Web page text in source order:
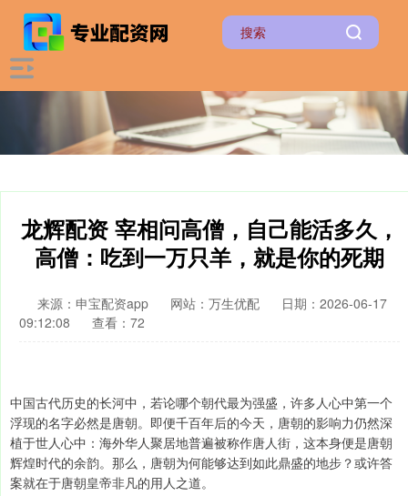
龙辉配资 宰相问高僧，自己能活多久，
高僧：吃到一万只羊，就是你的死期
来源：申宝配资app 网站：万生优配
日期：2026-06-17
09:12:08
查看：72
中国古代历史的长河中，若论哪个朝代最为强盛，许多人心中第一个
浮现的名字必然是唐朝。即便千百年后的今天，唐朝的影响力仍然深
植于世人心中：海外华人聚居地普遍被称作唐人街，这本身便是唐朝
辉煌时代的余韵。那么，唐朝为何能够达到如此鼎盛的地步？或许答
案就在于唐朝皇帝非凡的用人之道。